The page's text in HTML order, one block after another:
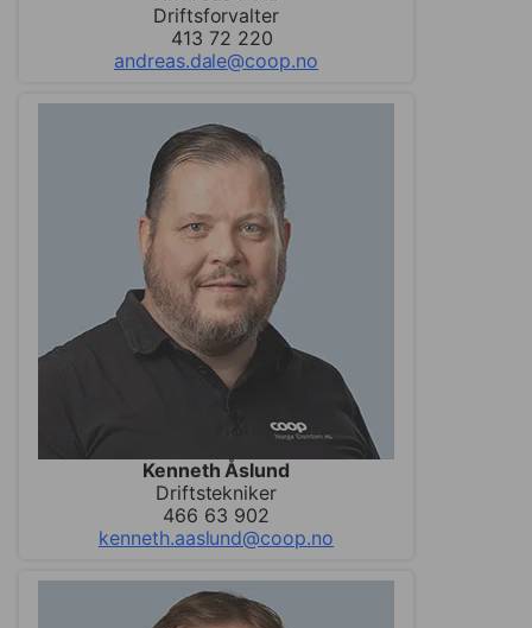
Driftsforvalter
413 72 220
andreas.dale@coop.no
Kenneth Åslund
Driftstekniker
466 63 902
kenneth.aaslund@coop.no